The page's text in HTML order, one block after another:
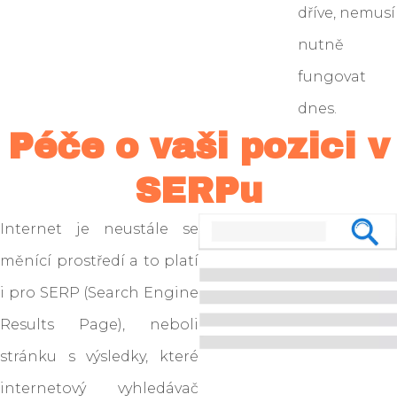
dříve, nemusí
nutně
fungovat
dnes.
Péče o vaši pozici v
SERPu
Internet je neustále se
měnící prostředí a to platí
i pro SERP (Search Engine
Results Page), neboli
stránku s výsledky, které
internetový vyhledávač